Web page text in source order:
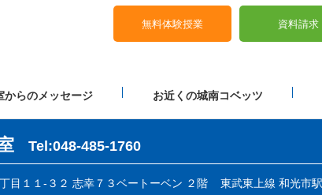
無料体験授業 資料請求
からのメッセージ お近くの城南コベッツ
Tel:048-485-1760
目１１-３２ 志幸７３ベートーベン ２階
東武東上線 和光市